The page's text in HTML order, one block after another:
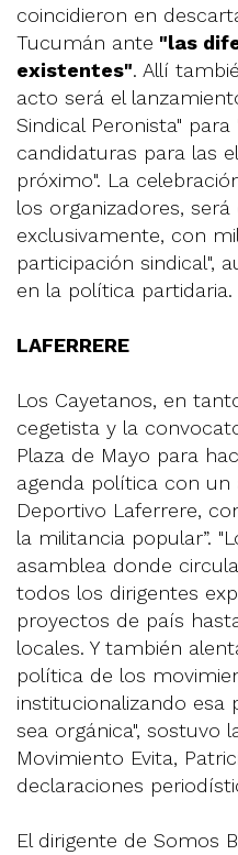
coincidieron en
Tucumán ante "las
existentes". Allí
acto será el
Sindical Peronista"
candidaturas para las
próximo". La
los organizadores,
exclusivamente, con
participación sindical",
en la política partidaria.
LAFERRERE
Los Cayetanos, en
cegetista y la
Plaza de Mayo para
agenda política con
Deportivo Laferrere,
la militancia popular”.
asamblea donde
todos los dirigentes
proyectos de país
locales. Y también
política de los
institucionalizando esa
sea orgánica", sostuvo
Movimiento Evita,
declaraciones
El dirigente de Somos